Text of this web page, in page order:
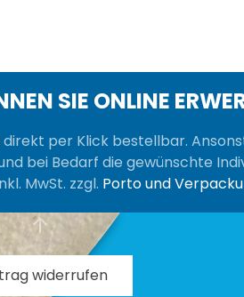
SIE ONLINE
per Klick bestellbar.
bei Bedarf die gewünschte
MwSt. zzgl. Porto und
widerrufen